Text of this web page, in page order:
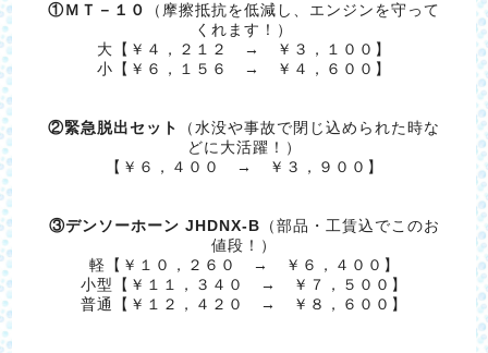
①ＭＴ－１０
（摩擦抵抗を低減し、エンジンを守って
くれます！）
大【￥４，２１２ → ￥３，１００】
小【￥６，１５６ → ￥４，６００】
②緊急脱出セット
（水没や事故で閉じ込められた時な
どに大活躍！）
【￥６，４００ → ￥３，９００】
③デンソーホーン JHDNX-B （部品・工賃込でこのお
値段！）
軽【￥１０，２６０ → ￥６，４００】
小型【￥１１，３４０ → ￥７，５００】
普通【￥１２，４２０ → ￥８，６００】